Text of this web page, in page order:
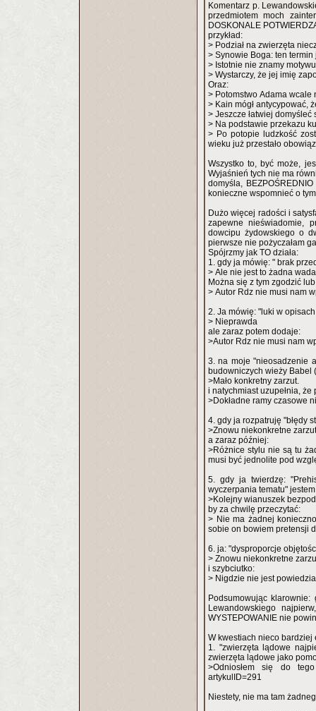
Komentarz p.
przedmiotem moch
DOSKONALE
przykład:
> Podział na zwierzęta
> Synowie Boga: ten
> Istotnie nie znamy
> Wystarczy, że jej imię
Oraz:
> Potomstwo Adama wcale
> Kain mógł antycypować,
> Jeszcze łatwiej
> Na podstawie przekazu
> Po potopie ludzkość
wieku już przestało
Wszystko to, być może,
Wyjaśnień tych nie ma
domyśla,
konieczne wspomnieć o
Dużo więcej radości i
zapewne nieświadomie,
dowcipu żydowskiego o
pierwsze nie pożyczałam
Spójrzmy jak TO działa:
1. gdy ja mówię: " brak
> Ale nie jest to żadna
Można się z tym zgodzić
> Autor Rdz nie musi nam
2. Ja mówię: "luki w
> Nieprawda
ale zaraz potem dodaje:
>Autor Rdz nie musi nam
3. na moje "nieosadzenie
budowniczych wieży Babel
>Mało konkretny zarzut.
i natychmiast uzupełnia, że
>Dokładne ramy czasowe
4. gdy ja rozpatruję "błędy
>Znowu niekonkretne
a zaraz później:
>Różnice stylu nie są tu
musi być jednolite pod
5. gdy ja twierdzę:
wyczerpania tematu"
>Kolejny wianuszek
by za chwilę przeczytać:
> Nie ma żadnej
sobie on bowiem pretensji
6. ja: "dysproporcje
> Znowu niekonkretne
i szybciutko:
> Nigdzie nie jest
Podsumowując
Lewandowskiego
WYSTEPOWANIE nie
W kwestiach nieco bardziej
1. "zwierzęta lądowe
zwierzęta lądowe jako
>Odniosłem się do
artykulID=291
Niestety, nie ma tam